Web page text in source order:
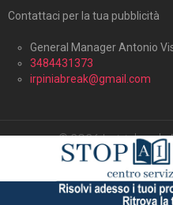
Contattaci per la tua pubblicità
General Manager Antonio
3484431373
irpiniabreak@gmail.com
© 2026 Irpiniabreak.
Home Contattaci